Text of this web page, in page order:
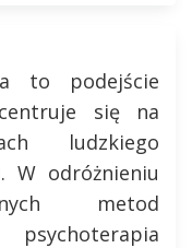
to podejście
się na
ludzkiego
W odróżnieniu
metod